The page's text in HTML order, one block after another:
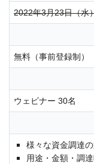
2022年3月23日（水
無料（事前登録制）
ウェビナー 30名
様々な資金調達
用途・金額・調